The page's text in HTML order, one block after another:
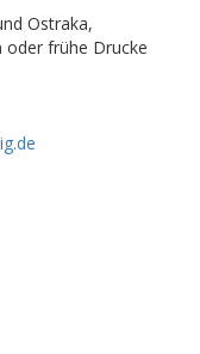
Ostraka,
oder frühe Drucke